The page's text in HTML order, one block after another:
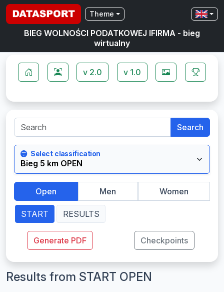
BIEG WOLNOŚCI PODATKOWEJ IFIRMA - bieg
wirtualny
Theme
v 2.0 v 1.0
Search
Select classification
Open Men Women
START RESULTS
Generate PDF Checkpoints
Results from START OPEN